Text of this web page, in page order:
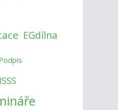
EGdílna
ISSS